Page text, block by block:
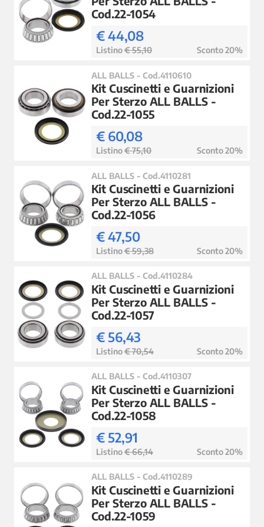
Cod.22-1054
€ 44,08
Listino€ 55,10 Sconto 20%
ALL BALLS - Cod.4110610
Kit Cuscinetti e Guarnizioni
Per Sterzo ALL BALLS -
Cod.22-1055
€ 60,08
Listino€ 75,10 Sconto 20%
ALL BALLS - Cod.4110281
Kit Cuscinetti e Guarnizioni
Per Sterzo ALL BALLS -
Cod.22-1056
€ 47,50
Listino€ 59,38 Sconto 20%
ALL BALLS - Cod.4110284
Kit Cuscinetti e Guarnizioni
Per Sterzo ALL BALLS -
Cod.22-1057
€ 56,43
Listino€ 70,54 Sconto 20%
ALL BALLS - Cod.4110307
Kit Cuscinetti e Guarnizioni
Per Sterzo ALL BALLS -
Cod.22-1058
€ 52,91
Listino€ 66,14 Sconto 20%
ALL BALLS - Cod.4110289
Kit Cuscinetti e Guarnizioni
Per Sterzo ALL BALLS -
Cod.22-1059